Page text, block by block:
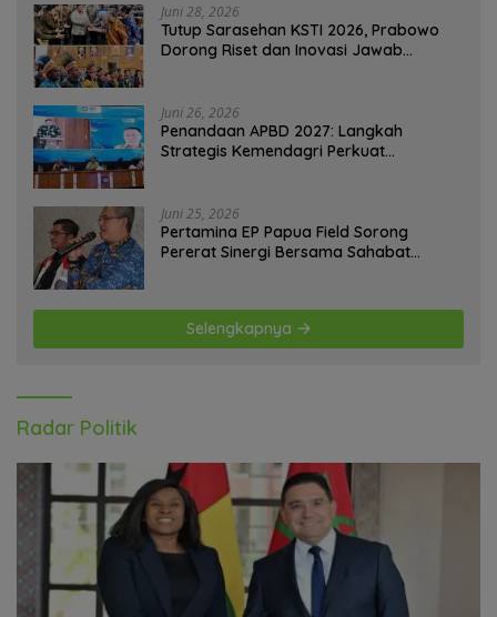
Juni 28, 2026
Tutup Sarasehan KSTI 2026, Prabowo
Dorong Riset dan Inovasi Jawab
Juni 26, 2026
Penandaan APBD 2027: Langkah
Strategis Kemendagri Perkuat
Juni 25, 2026
Pertamina EP Papua Field Sorong
Pererat Sinergi Bersama Sahabat
Selengkapnya
Radar Politik